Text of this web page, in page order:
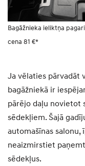
Bagāžnieka ieliktņa
cena 81 €*
Ja vēlaties pārvadāt
bagāžniekā ir
pārējo daļu novietot
sēdekļiem. Šajā
automašīnas salonu,
neaizmirstiet
sēdekļus.